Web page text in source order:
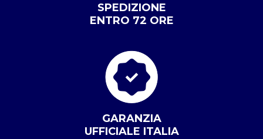
SPEDIZIONE
ENTRO 72 ORE
GARANZIA
UFFICIALE ITALIA